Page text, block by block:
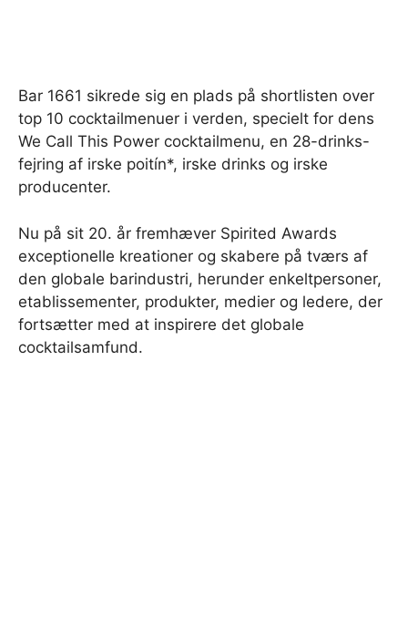
Bar 1661 sikrede sig en plads på shortlisten over
top 10 cocktailmenuer i verden, specielt for dens
We Call This Power cocktailmenu, en 28-drinks-
fejring af irske poitín*, irske drinks og irske
producenter.
Nu på sit 20. år fremhæver Spirited Awards
exceptionelle kreationer og skabere på tværs af
den globale barindustri, herunder enkeltpersoner,
etablissementer, produkter, medier og ledere, der
fortsætter med at inspirere det globale
cocktailsamfund.